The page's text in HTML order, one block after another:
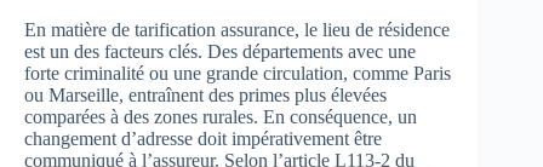
En matière de tarification assurance, le lieu de résidence
est un des facteurs clés. Des départements avec une
forte criminalité ou une grande circulation, comme Paris
ou Marseille, entraînent des primes plus élevées
comparées à des zones rurales. En conséquence, un
changement d’adresse doit impérativement être
communiqué à l’assureur. Selon l’article L113-2 du